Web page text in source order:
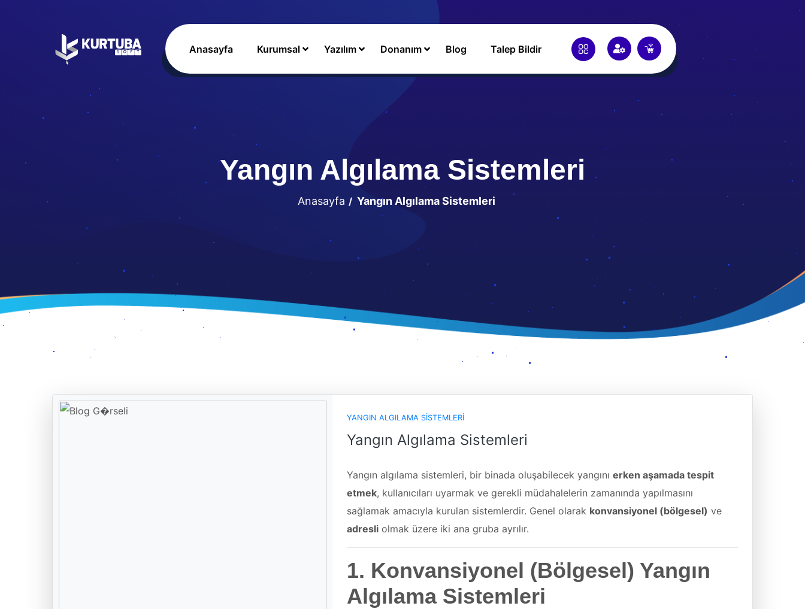
Anasayfa Kurumsal Yazılım Donanım Blog Talep Bildir
Yangın Algılama Sistemleri
Anasayfa Yangın Algılama Sistemleri
YANGIN ALGILAMA SISTEMLERI
Yangın Algılama Sistemleri
Yangın algılama sistemleri, bir binada oluşabilecek yangınıerken aşamada tespit
etmek, kullanıcıları uyarmak ve gerekli müdahalelerin zamanında yapılmasını
sağlamak amacıyla kurulan sistemlerdir. Genel olarak konvansiyonel (bölgesel) ve
adresli olmak üzere iki ana gruba ayrılır.
1. Konvansiyonel (Bölgesel) Yangın
Algılama Sistemleri